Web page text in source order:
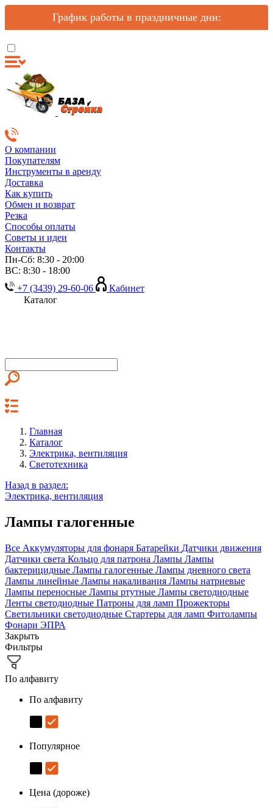
График работы в праздничные дни:
О компании
Покупателям
Инструменты в аренду
Доставка
Как купить
Обмен и возврат
Резка
Способы оплаты
Советы и идеи
Контакты
Пн-Сб: 8:30 - 20:00
ВС: 8:30 - 18:00
+7 (3439) 29-60-06
Кабинет
Каталог
Главная
Каталог
Электрика, вентиляция
Светотехника
Назад в раздел:
Электрика, вентиляция
Лампы галогенные
Все Аккумуляторы для фонаря Батарейки Датчики движения
Датчики света Кольцо для патрона Лампы Лампы
бактерицидные Лампы галогенные Лампы дневного света
Лампы линейные Лампы накаливания Лампы натриевые
Лампы переносные Лампы ртутные Лампы светодиодные
Ленты светодиодные Патроны для ламп Прожекторы
Светильники светодиодные Стартеры для ламп Фитолампы
Фонари ЭПРА
Закрыть
Фильтры
По алфавиту
По алфавиту
Популярное
Цена (дороже)